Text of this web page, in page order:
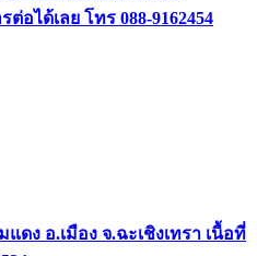
อได้เลย โทร 088-9162454
ง อ.เมือง จ.ฉะเชิงเทรา เนื้อที่